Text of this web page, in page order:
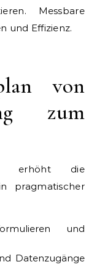
Messbare
und Effizienz.
von
zum
erhöht die
pragmatischer
und
Datenzugänge